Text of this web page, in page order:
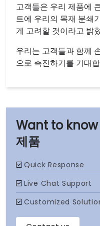
제품
고객들은 우리 제품에
트에 우리의 목재 분쇄
게 고려할 것이라고 밝
우리는 고객들과 함께
으로 촉진하기를 기대